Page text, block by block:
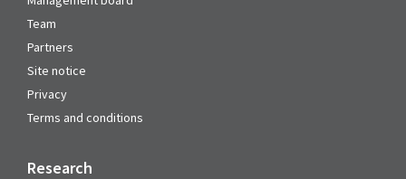
Team
Partners
Site notice
Privacy
Terms and conditions
Research